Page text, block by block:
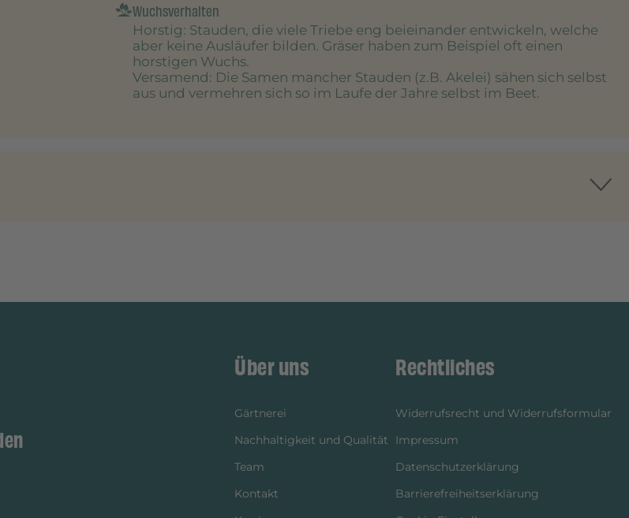
Wuchsverhalten
Horstig: Stauden, die viele Triebe eng beieinander entwickeln, welche
aber keine Ausläufer bilden. Gräser haben zum Beispiel oft einen
horstigen Wuchs.
Versamend: Die Samen mancher Stauden (z.B. Akelei) sähen sich selbst
aus und vermehren sich so im Laufe der Jahre selbst im Beet.
Über uns
Gärtnerei
Nachhaltigkeit und Qualität
Team
Kontakt
Rechtliches
Widerrufsrecht und Widerrufsformular
Impressum
Datenschutzerklärung
Barrierefreiheitserklärung